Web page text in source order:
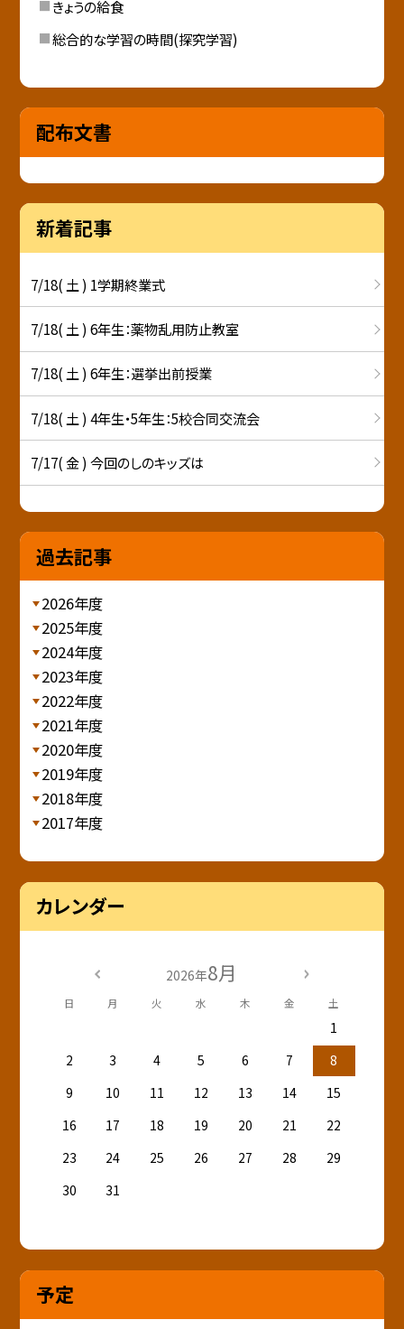
きょうの給食
総合的な学習の時間(探究学習)
配布文書
新着記事
7/18( 土 ) 1学期終業式
7/18( 土 ) 6年生：薬物乱用防止教室
7/18( 土 ) 6年生：選挙出前授業
7/18( 土 ) 4年生・5年生：5校合同交流会
7/17( 金 ) 今回のしのキッズは
過去記事
2026年度
2025年度
2024年度
2023年度
2022年度
2021年度
2020年度
2019年度
2018年度
2017年度
カレンダー
2026年8月
日 月 火 水 木 金 土
1
2
3 4 5 6 7
8
9
10 11 12 13 14
15
16
17 18 19 20 21
22
23
24 25 26 27 28
29
30
31
予定